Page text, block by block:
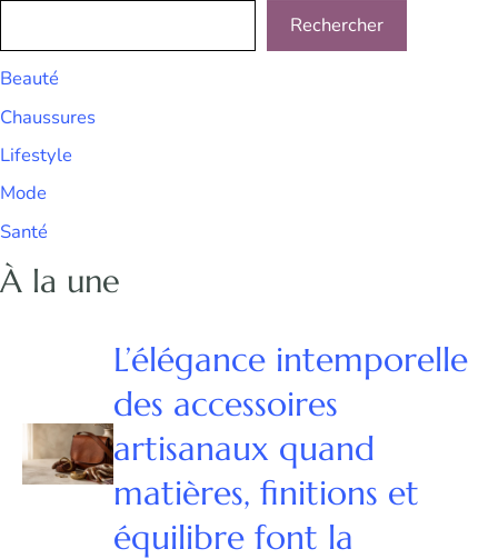
Rechercher
Beauté
Chaussures
Lifestyle
Mode
Santé
À la une
L’élégance intemporelle
des accessoires
artisanaux quand
matières, finitions et
équilibre font la